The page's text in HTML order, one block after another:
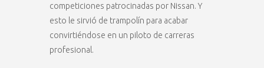
competiciones patrocinadas por Nissan. Y
esto le sirvió de trampolín para acabar
convirtiéndose en un piloto de carreras
profesional.